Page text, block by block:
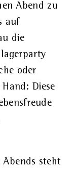
Abend zu
auf
die
oder
Diese
Abends steht